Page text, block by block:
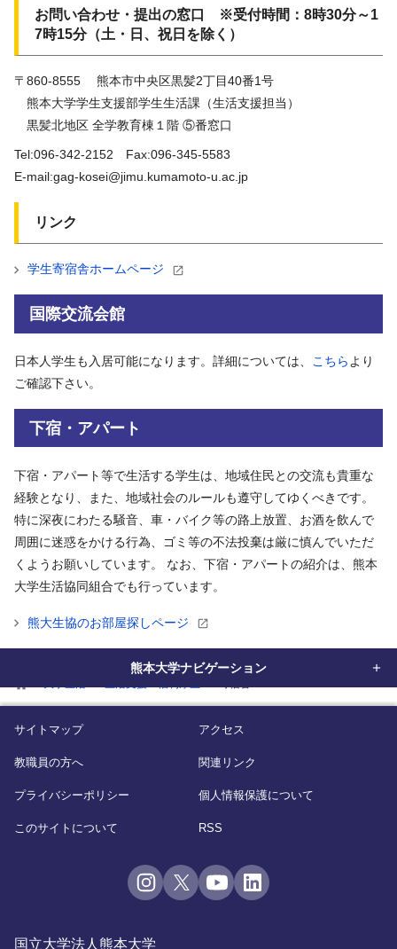
home
お問い合わせ・提出の窓口 ※受付時間：8時30分～1
7時15分（土・日、祝日を除く）
〒860-8555 熊本市中央区黒髪2丁目40番1号
熊本大学学生支援部学生生活課（生活支援担当）
黒髪北地区 全学教育棟１階 ⑤番窓口
Tel:096-342-2152 Fax:096-345-5583
E-mail:gag-kosei@jimu.kumamoto-u.ac.jp
リンク
学生寄宿舎ホームページ
国際交流会館
日本人学生も入居可能になります。詳細については、 こちら より
ご確認下さい。
下宿・アパート
下宿・アパート等で生活する学生は、地域住民との交流も貴重な
経験となり、また、地域社会のルールも遵守してゆくべきです。
特に深夜にわたる騒音、車・バイク等の路上放置、お酒を飲んで
周囲に迷惑をかける行為、ゴミ等の不法投棄は厳に慎んでいただ
くようお願いしています。 なお、下宿・アパートの紹介は、熊本
大学生活協同組合でも行っています。
熊大生協のお部屋探しページ
熊本大学ナビゲーション
国立大学法人熊本大学
サイトマップ アクセス
教職員の方へ 関連リンク
プライバシーポリシー 個人情報保護について
このサイトについて RSS